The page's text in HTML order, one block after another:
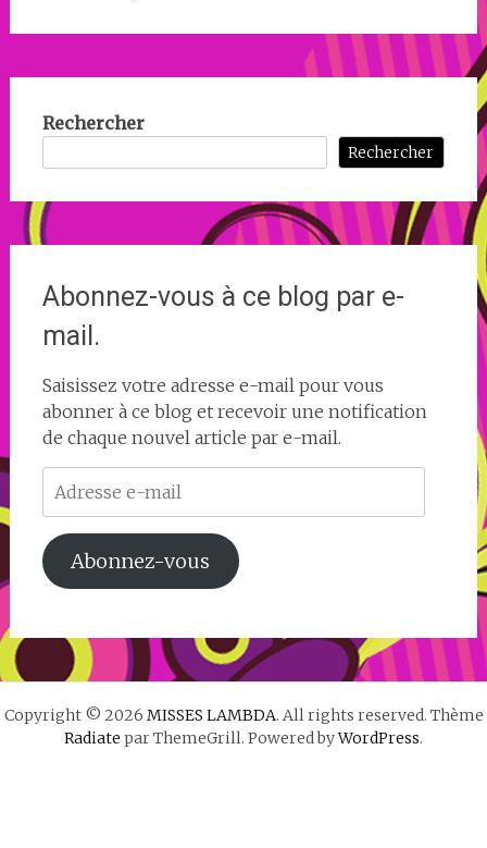
Rechercher
Rechercher
Abonnez-vous à ce blog par e-
mail.
Saisissez votre adresse e-mail pour vous
abonner à ce blog et recevoir une notification
de chaque nouvel article par e-mail.
Adresse
e-
mail
Abonnez-vous
Copyright © 2026 MISSES LAMBDA. All rights reserved. Thème
Radiate par ThemeGrill. Powered byWordPress.